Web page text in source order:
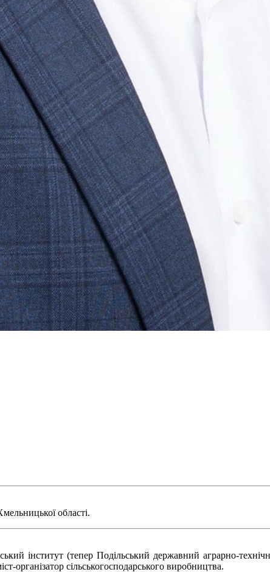
області.
інститут (тепер Подільський державний аграрно-
організатор сільськогосподарського виробництва.